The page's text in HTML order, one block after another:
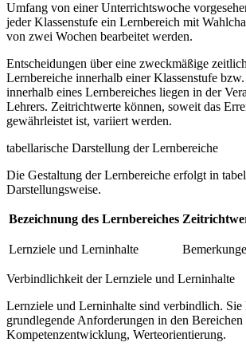
Umfang von einer Unterrichtswoche
jeder Klassenstufe ein Lernbereich mit
von zwei Wochen bearbeitet werden.
Entscheidungen über eine zweckmäßige
Lernbereiche innerhalb einer Klassenstufe
innerhalb eines Lernbereiches liegen in der
Lehrers. Zeitrichtwerte können, soweit das
gewährleistet ist, variiert werden.
tabellarische Darstellung der Lernbereiche
Die Gestaltung der Lernbereiche erfolgt in
Darstellungsweise.
Bezeichnung des Lernbereiches
Lernziele und Lerninhalte
Verbindlichkeit der Lernziele und Lerninhalte
Lernziele und Lerninhalte sind verbindlich. Sie
grundlegende Anforderungen in den Bereichen
Kompetenzentwicklung, Werteorientierung.